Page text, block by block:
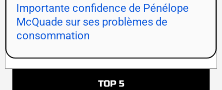
Importante confidence de Pénélope
McQuade sur ses problèmes de
consommation
TOP 5